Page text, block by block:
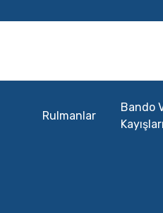
Rulmanlar
Bando
Kayışları